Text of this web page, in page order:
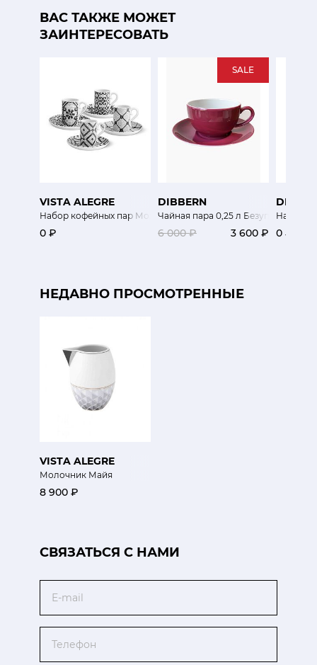
ВАС ТАКЖЕ МОЖЕТ
ЗАИНТЕРЕСОВАТЬ
VISTA ALEGRE
Набор кофейных пар Мозаика
0 ₽
SALE
DIBBERN
Чайная пара 0,25 л Безупречный
6 000 ₽ 3 600 ₽
Набор
0 ₽
НЕДАВНО ПРОСМОТРЕННЫЕ
VISTA ALEGRE
Молочник Майя
8 900 ₽
CВЯЗАТЬСЯ С НАМИ